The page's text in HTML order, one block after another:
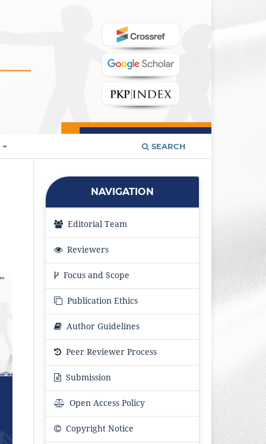
SEARCH
NAVIGATION
Editorial Team
Reviewers
Focus and Scope
Publication Ethics
Author Guidelines
Peer Reviewer Process
Submission
Open Access Policy
Copyright Notice